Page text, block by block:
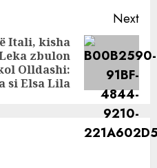
Next
Itali, kisha
zbulon
Olldashi:
si Elsa Lila